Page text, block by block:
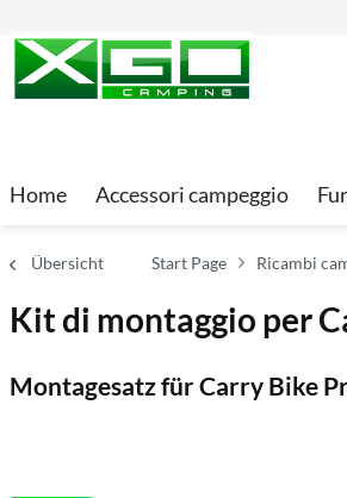
Home Accessori campeggio
Übersicht Start Page Ricambi
Kit di montaggio per
Montagesatz für Carry Bike